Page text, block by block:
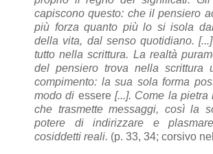
capiscono questo: che il pensiero
più forza quanto più lo si isola
della vita, dal senso quotidiano.
tutto nella scrittura. La realtà
del pensiero trova nella scrittura
compimento: la sua sola forma
modo di essere[...]. Come la pietra
che trasmette messaggi, così la
potere di indirizzare e
cosiddetti reali. (p. 33, 34; corsivo